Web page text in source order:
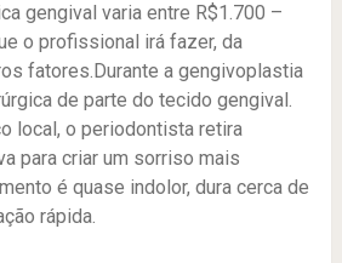
gengival varia entre R$1.700 –
o profissional irá fazer, da
fatores.Durante a gengivoplastia
de parte do tecido gengival.
local, o periodontista retira
para criar um sorriso mais
é quase indolor, dura cerca de
rápida.